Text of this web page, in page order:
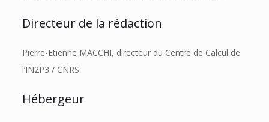
Directeur de la rédaction
Pierre-Etienne MACCHI, directeur du Centre de Calcul de
l’IN2P3 / CNRS
Hébergeur